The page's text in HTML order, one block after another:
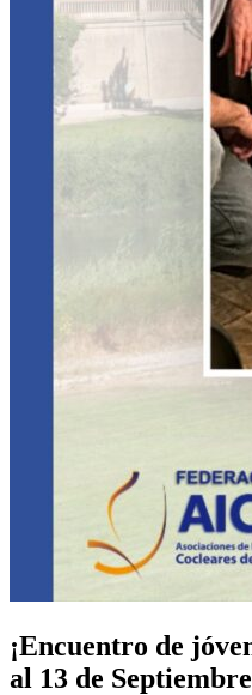
¡Encuentro de
al 13 de Septiembre